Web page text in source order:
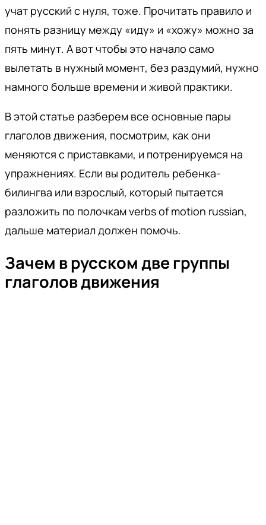
учат русский с нуля, тоже. Прочитать правило и
понять разницу между «иду» и «хожу» можно за
пять минут. А вот чтобы это начало само
вылетать в нужный момент, без раздумий, нужно
намного больше времени и живой практики.
В этой статье разберем все основные пары
глаголов движения, посмотрим, как они
меняются с приставками, и потренируемся на
упражнениях. Если вы родитель ребенка-
билингва или взрослый, который пытается
разложить по полочкам verbs of motion russian,
дальше материал должен помочь.
Зачем в русском две группы
глаголов движения